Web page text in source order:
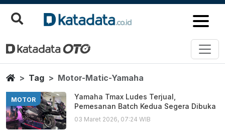
Motor Matic Yamaha
Berita Terbaru
HomeTag Motor-Matic-Yamaha
MOTOR
Yamaha Tmax Ludes Terjual,
Pemesanan Batch Kedua Segera Dibuka
03 Maret 2026, 07:24 WIB